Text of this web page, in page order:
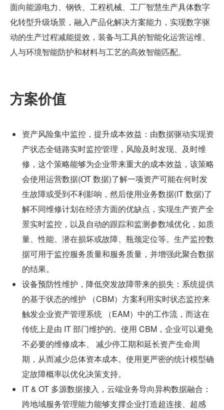
面向能源电力、钢铁、工程机械、工厂智慧生产具体数字
化转型升级场景，融入产品化解决方案能力，实现数字驱
动的生产过程减能提效，装备与工具的智能化运营运维、
人与环境智能防护和材料与工艺的高效智能匹配。
方案价值
资产风险集中监控，提升成本效益：由数据驱动实现资
产状态全链路实时监控管理，风险及时发现、及时维
修，这个策略能够为企业带来重大的成本效益，该策略
会使用运营数据(OT 数据)了解一项资产可能在何时发
生故障或受到不利影响，然后使用业务数据(IT 数据)了
解不同维修计划在经济方面的优缺点，实现生产资产全
景实时监控，以及自动的跟踪和监测参数域优化，如质
量、性能、潜在损坏或故障、瓶颈定位等。生产监控数
据可用于监控服务质量和服务质量，并增强此聚合数据
的结果。
设备预防性维护，降低突发故障带来的损失：系统提供
的基于状态的维护 （CBM）方案利用实时状态监控来
触发企业资产管理系统 （EAM）中的工作流，而这在
传统上是由 IT 部门维护的。使用 CBM，企业可以避免
不必要的维修成本、 减少停工期和延长资产生命周
期，从而减少总体资本成本。使用更严密的统计模型确
定故障概率以优化决策支持。
IT & OT 多源数据接入，云端业务导向异构数据融合：
跨地域服务管理能力能够支撑企业打造超连接、超感